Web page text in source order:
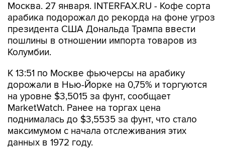
Москва. 27 января. INTERFAX.RU - Кофе сорта
арабика подорожал до рекорда на фоне угроз
президента США Дональда Трампа ввести
пошлины в отношении импорта товаров из
Колумбии.
К 13:51 по Москве фьючерсы на арабику
дорожали в Нью-Йорке на 0,75% и торгуются
на уровне $3,5015 за фунт, сообщает
MarketWatch. Ранее на торгах цена
поднималась до $3,5535 за фунт, что стало
максимумом с начала отслеживания этих
данных в 1972 году.